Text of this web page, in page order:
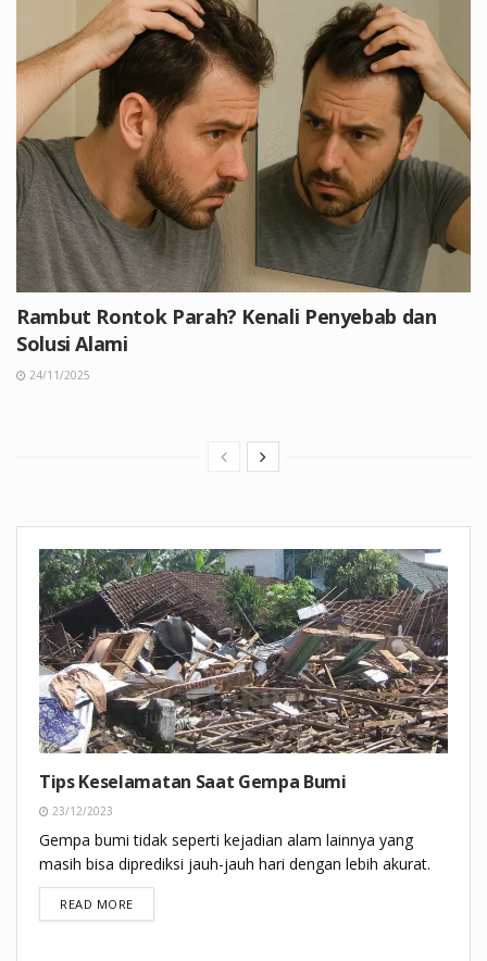
Rambut Rontok Parah? Kenali Penyebab dan
Solusi Alami
24/11/2025
Tips Keselamatan Saat Gempa Bumi
23/12/2023
Gempa bumi tidak seperti kejadian alam lainnya yang
masih bisa diprediksi jauh-jauh hari dengan lebih akurat.
READ MOREDETAILS